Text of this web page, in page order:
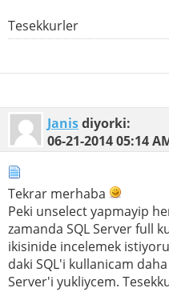
Tesekkurler
Janisdiyorki:
06-21-201405:14
Tekrar merhaba
Peki unselect yapmayip
zamanda SQL Server full
ikisinide incelemek
daki SQL'i kullanicam
Server'i yukliycem.